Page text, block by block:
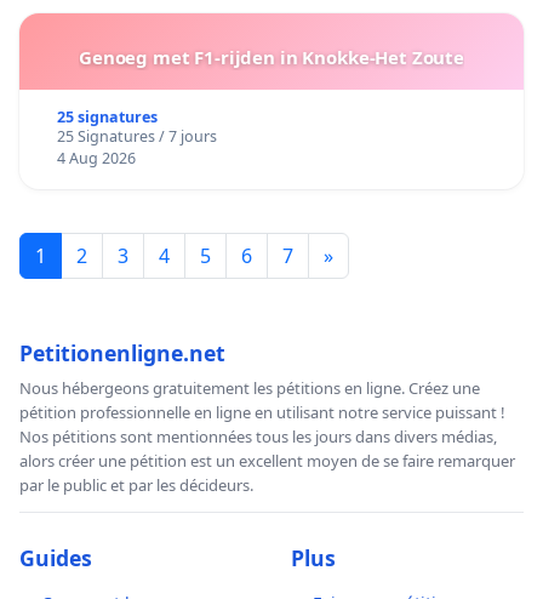
Genoeg met F1-rijden in Knokke-Het Zoute
25 signatures
25 Signatures / 7 jours
4 Aug 2026
1 2 3 4 5 6 7 »
Petitionenligne.net
Nous hébergeons gratuitement les pétitions en ligne. Créez une
pétition professionnelle en ligne en utilisant notre service puissant !
Nos pétitions sont mentionnées tous les jours dans divers médias,
alors créer une pétition est un excellent moyen de se faire remarquer
par le public et par les décideurs.
Guides Plus